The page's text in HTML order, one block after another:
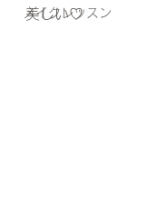
メイクレッスン
美しい♡